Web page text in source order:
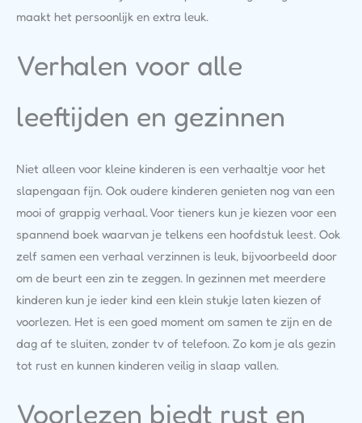
maakt het persoonlijk en extra leuk.
Verhalen voor alle
leeftijden en gezinnen
Niet alleen voor kleine kinderen is een verhaaltje voor het
slapengaan fijn. Ook oudere kinderen genieten nog van een
mooi of grappig verhaal. Voor tieners kun je kiezen voor een
spannend boek waarvan je telkens een hoofdstuk leest. Ook
zelf samen een verhaal verzinnen is leuk, bijvoorbeeld door
om de beurt een zin te zeggen. In gezinnen met meerdere
kinderen kun je ieder kind een klein stukje laten kiezen of
voorlezen. Het is een goed moment om samen te zijn en de
dag af te sluiten, zonder tv of telefoon. Zo kom je als gezin
tot rust en kunnen kinderen veilig in slaap vallen.
Voorlezen biedt rust en